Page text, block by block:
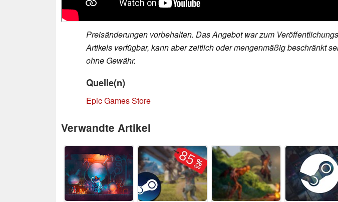
Preisänderungen vorbehalten. Das Angebot war zum
Artikels verfügbar, kann aber zeitlich oder mengenmäßig beschränkt
ohne Gewähr.
Quelle(n)
Epic Games Store
Verwandte Artikel